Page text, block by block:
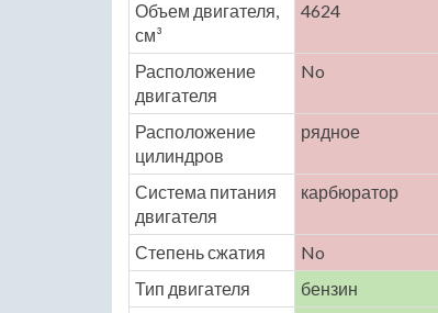
Объем двигателя,
см³
4624
Расположение
двигателя
No
Расположение
цилиндров
рядное
Система питания
двигателя
карбюратор
Степень сжатия No
Тип двигателя
бензин